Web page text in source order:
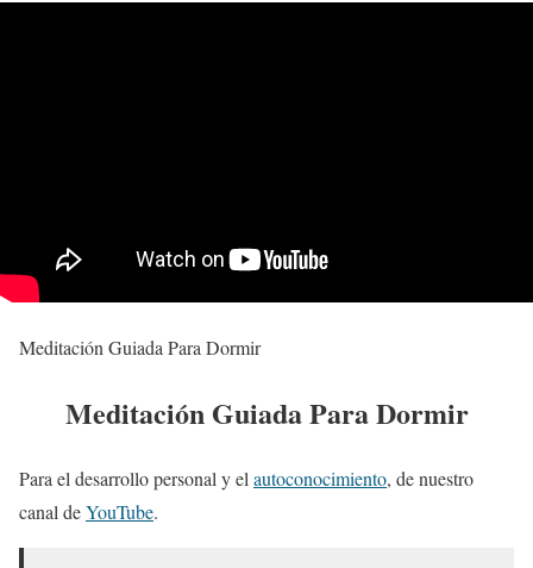
Meditación Guiada Para Dormir
Meditación Guiada Para Dormir
Para el desarrollo personal y el autoconocimiento, de nuestro
canal deYouTube.